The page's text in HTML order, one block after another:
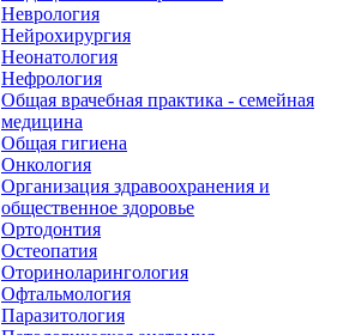
Неврология
Нейрохирургия
Неонатология
Нефрология
Общая врачебная практика - семейная
медицина
Общая гигиена
Онкология
Организация здравоохранения и
общественное здоровье
Ортодонтия
Остеопатия
Оториноларингология
Офтальмология
Паразитология